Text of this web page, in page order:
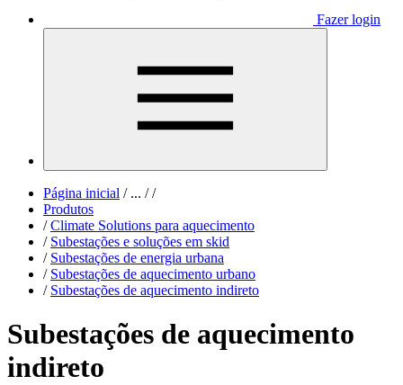
Fazer login
Página inicial /... / /
Produtos
/ Climate Solutions para aquecimento
/ Subestações e soluções em skid
/ Subestações de energia urbana
/ Subestações de aquecimento urbano
/ Subestações de aquecimento indireto​
Subestações de aquecimento
indireto​